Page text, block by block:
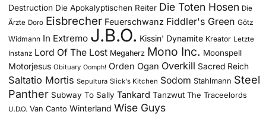
Destruction Die Apokalyptischen Reiter Die Toten Hosen Die
Ärzte Doro Eisbrecher Feuerschwanz Fiddler's Green Götz
Widmann In Extremo J.B.O. Kissin' Dynamite Kreator Letzte
Instanz Lord Of The Lost Megaherz Mono Inc. Moonspell
Motorjesus Obituary Oomph! Orden Ogan Overkill Sacred Reich
Saltatio Mortis Sepultura Slick's Kitchen Sodom Stahlmann Steel
Panther Subway To Sally Tankard Tanzwut The Traceelords
U.D.O. Van Canto Winterland Wise Guys